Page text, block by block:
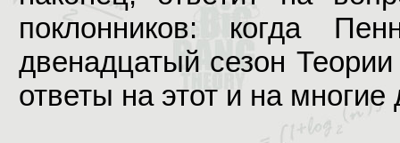
поклонников: когда
двенадцатый сезон
ответы на этот и на